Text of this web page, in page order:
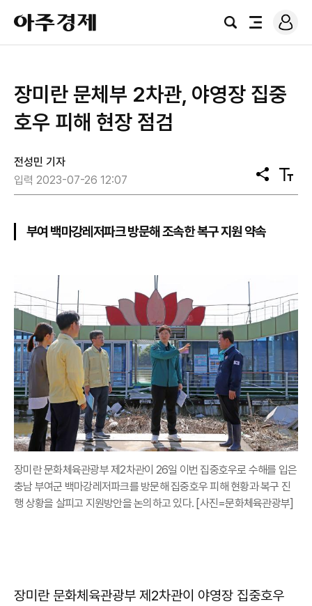
아
주
경
검
전
로
그
장미란 문체부 2차관, 야영장 집중
호우 피해 현장 점검
전성민 기자
입력 2023-07-26 12:07
공
유
텍
스
부여 백마강레저파크 방문해 조속한 복구 지원 약속
장미란 문화체육관광부 제2차관이 26일 이번 집중호우로 수해를 입은
충남 부여군 백마강레저파크를 방문해 집중호우 피해 현황과 복구 진
행 상황을 살피고 지원방안을 논의하고 있다. [사진=문화체육관광부]
장미란 문화체육관광부 제2차관이 야영장 집중호우